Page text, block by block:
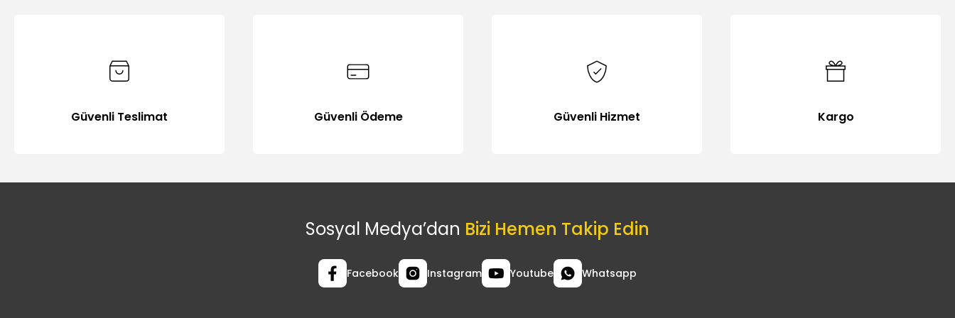
Güvenli Teslimat Güvenli Ödeme Güvenli Hizmet Kargo
Sosyal Medya’dan Bizi Hemen Takip Edin
Facebook Instagram Youtube Whatsapp